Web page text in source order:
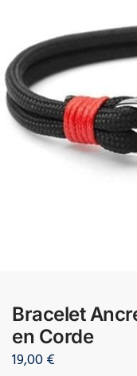
Bracelet
en Corde
19,00€